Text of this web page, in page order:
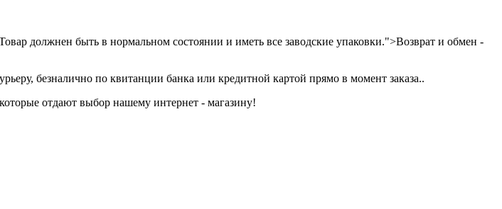
должнен быть в нормальном состоянии и иметь все заводские упаковки.">Возврат и обмен -
безналично по квитанции банка или кредитной картой прямо в момент заказа..
отдают выбор нашему интернет - магазину!